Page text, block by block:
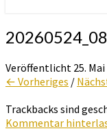
Veröffentlicht 25.
← Vorheriges /
Trackbacks sind
Kommentar